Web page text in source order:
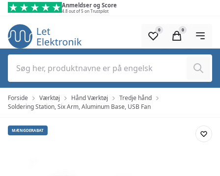
Spring til hovedindhold (tryk på Enter)
Anmeldser og Score
4.8 out of 5 on Trustpilot
Søg
0 0
Forside Værktøj Hånd Værktøj
Tredje hånd
Soldering Station, Six Arm, Aluminum Base, USB Fan
MÆNGDERABAT